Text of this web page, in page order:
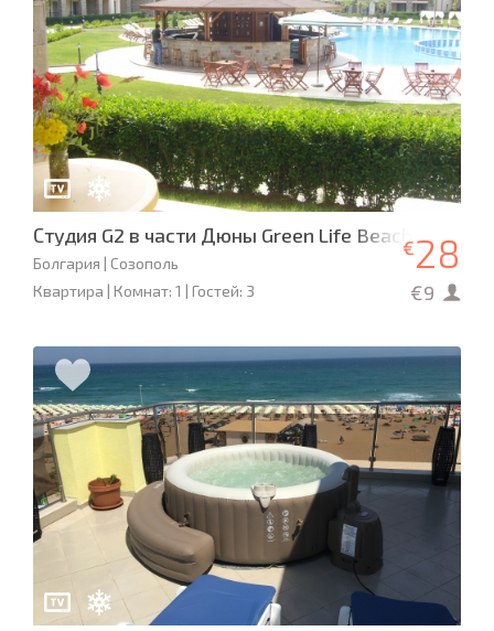
Студия G2 в части Дюны Green Life Beach Resort
Болгария | Созополь
Квартира | Комнат: 1 | Гостей: 3
€28
€9